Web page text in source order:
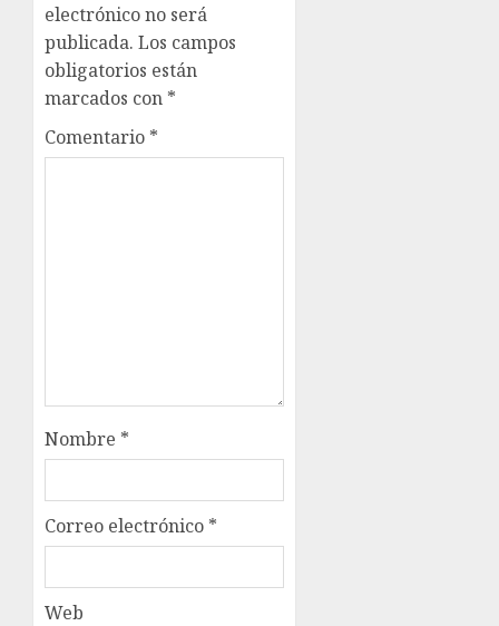
electrónico no será
publicada. Los campos
obligatorios están
marcados con *
Comentario *
Nombre *
Correo electrónico *
Web